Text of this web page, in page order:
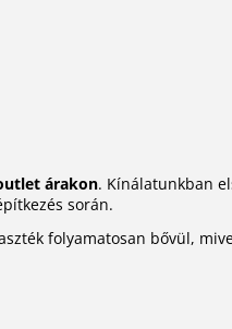
árakon. Kínálatunkban
során.
folyamatosan bővül,